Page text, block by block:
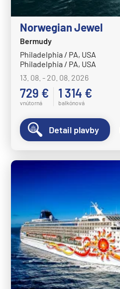
Norwegian Jewel
Bermudy
Philadelphia / PA, USA
Philadelphia / PA, USA
13. 08. - 20. 08. 2026
729 €
vnútorná
1 314 €
balkónová
Detail plavby